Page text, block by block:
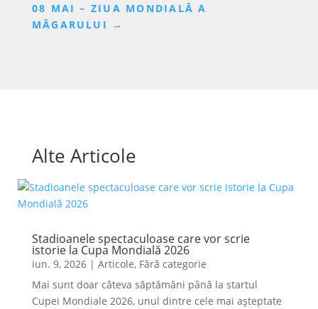
08 MAI – ZIUA MONDIALĂ A
MĂGARULUI →
Alte Articole
Stadioanele spectaculoase care vor scrie
istorie la Cupa Mondială 2026
iun. 9, 2026| Articole, Fără categorie
Mai sunt doar câteva săptămâni până la startul
Cupei Mondiale 2026, unul dintre cele mai așteptate